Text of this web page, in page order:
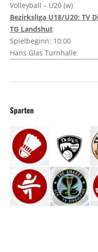
Volleyball – U20 (w)
Bezirksliga U18/U20: TV
TG Landshut
Spielbeginn: 10:00
Hans Glas Turnhalle
Sparten